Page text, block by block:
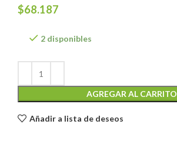
$68.187
2 disponibles
AGREGAR AL CARRITO
Añadir a lista de deseos